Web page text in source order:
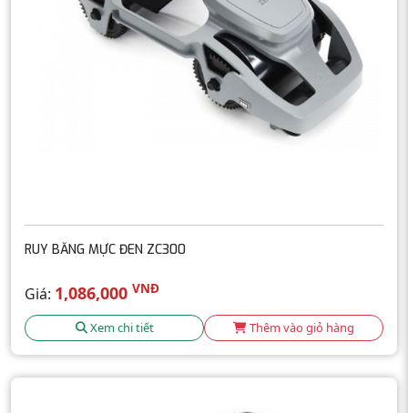
RUY BĂNG MỰC ĐEN ZC300
Giá: 1,086,000 VNĐ
Xem chi tiết Thêm vào giỏ hàng